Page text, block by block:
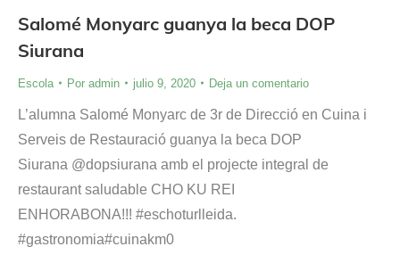
Salomé Monyarc guanya la beca DOP
Siurana
Escola Por admin julio 9, 2020 Deja un comentario
L’alumna Salomé Monyarc de 3r de Direcció en Cuina i
Serveis de Restauració guanya la beca DOP
Siurana @dopsiurana amb el projecte integral de
restaurant saludable CHO KU REI
ENHORABONA!!! #eschoturlleida.
#gastronomia#cuinakm0